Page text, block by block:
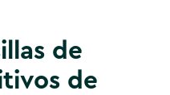
de
de